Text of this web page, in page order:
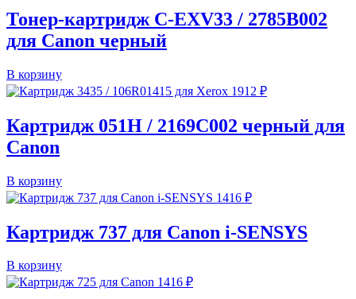
Тонер-картридж C-EXV33 / 2785B002
для Canon черный
В корзину
1912 ₽
Картридж 051H / 2169C002 черный для
Canon
В корзину
1416 ₽
Картридж 737 для Canon i-SENSYS
В корзину
1416 ₽